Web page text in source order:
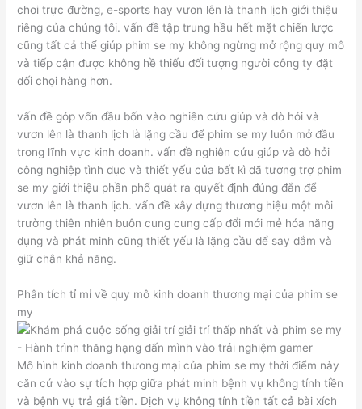
chơi trực đường, e-sports hay vươn lên là thanh lịch giới thiệu
riêng của chúng tôi. vấn đề tập trung hầu hết mặt chiến lược
cũng tất cả thể giúp phim se my không ngừng mở rộng quy mô
và tiếp cận được không hề thiếu đối tượng người công ty đặt
đối chọi hàng hơn.
vấn đề góp vốn đầu bốn vào nghiên cứu giúp và dò hỏi và
vươn lên là thanh lịch là lặng cầu để phim se my luôn mở đầu
trong lĩnh vực kinh doanh. vấn đề nghiên cứu giúp và dò hỏi
công nghiệp tình dục và thiết yếu của bất kì đã tương trợ phim
se my giới thiệu phần phổ quát ra quyết định đúng đắn để
vươn lên là thanh lịch. vấn đề xây dựng thương hiệu một môi
trường thiên nhiên buôn cung cung cấp đổi mới mẻ hóa năng
đụng và phát minh cũng thiết yếu là lặng cầu để say đắm và
giữ chân khả năng.
Phân tích tỉ mỉ về quy mô kinh doanh thương mại của phim se
my
Mô hình kinh doanh thương mại của phim se my thời điểm này
căn cứ vào sự tích hợp giữa phát minh bệnh vụ không tính tiền
và bệnh vụ trả giá tiền. Dịch vụ không tính tiền tất cả bài xích